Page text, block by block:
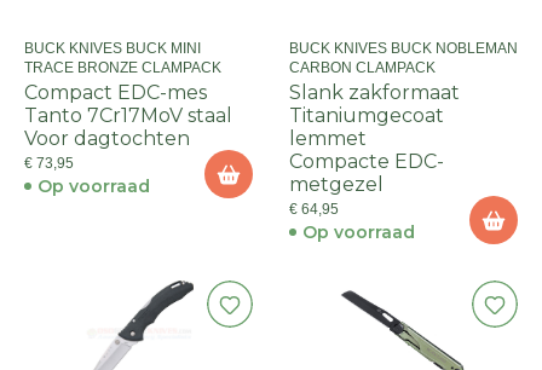
BUCK KNIVES BUCK MINI
TRACE BRONZE CLAMPACK
Compact EDC-mes
Tanto 7Cr17MoV staal
Voor dagtochten
€ 73,95
Op voorraad
BUCK KNIVES BUCK NOBLEMAN
CARBON CLAMPACK
Slank zakformaat
Titaniumgecoat
lemmet
Compacte EDC-
metgezel
€ 64,95
Op voorraad